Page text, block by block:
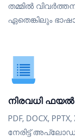
തമ്മിൽ
ഏതെങ്കിലും
നിരവധി
PDF, DOCX,
നേരിട്ട്